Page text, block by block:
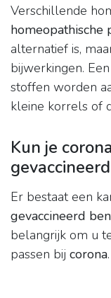
Verschillende
homeopathische
alternatief is,
bijwerkingen.
stoffen worden
kleine korrels of
Kun je
Er bestaat een
gevaccineerd
belangrijk om u
passen bij corona.